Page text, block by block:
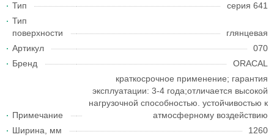
Тип
серия 641
Тип
поверхности
глянцевая
Артикул
070
Бренд
ORACAL
Примечание
краткосрочное применение; гарантия
эксплуатации: 3-4 года;отличается высокой
нагрузочной способностью. устойчивостью к
атмосферному воздействию
Ширина, мм
1260